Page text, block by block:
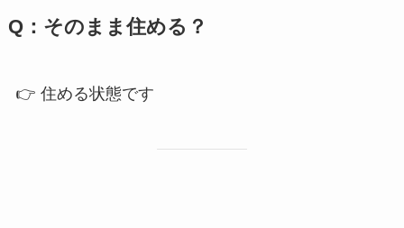
Q：そのまま住める？
👉 住める状態です